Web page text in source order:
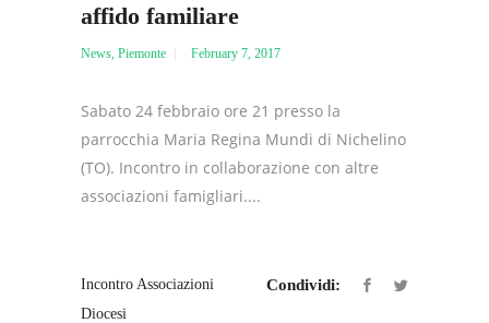
affido familiare
News Piemonte February 7, 2017
Sabato 24 febbraio ore 21 presso la
parrocchia Maria Regina Mundi di Nichelino
(TO). Incontro in collaborazione con altre
associazioni famigliari....
Incontro Associazioni
Diocesi
Condividi: